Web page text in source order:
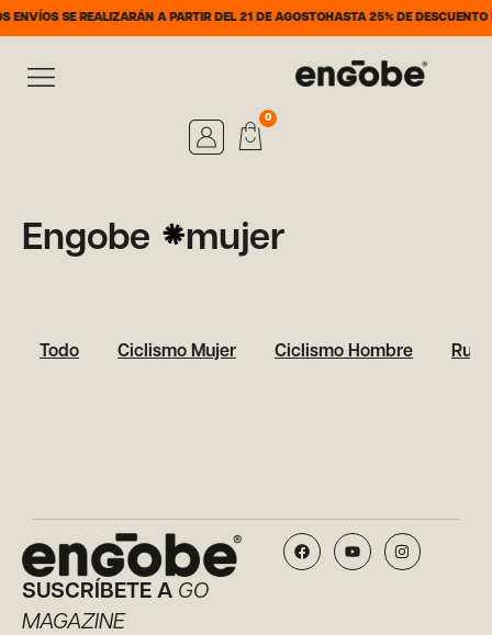
SE REALIZARÁN A PARTIR DEL 21 DE AGOSTOHASTA 25% DE DESCUENTO
0
Engobe mujer
Todo Ciclismo Mujer Ciclismo Hombre
SUSCRÍBETE A GO
MAGAZINE